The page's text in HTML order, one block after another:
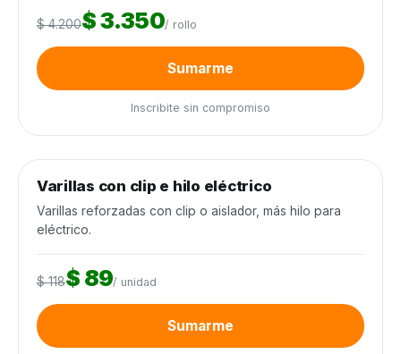
$ 4.200$ 3.350/ rollo
Sumarme
Inscribite sin compromiso
Alambrados y cercos
Varillas con clip e hilo eléctrico
Varillas reforzadas con clip o aislador, más hilo para
eléctrico.
$ 118$ 89/ unidad
Sumarme